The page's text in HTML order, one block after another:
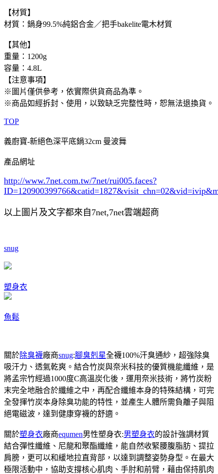
【材質】
材質：鍋身99.5%純鋁合金／把手bakelite電木材質
【其他】
重量：1200g
容量：4.8L
【注意事項】
※圖片僅供參考，依實際供貨商品為準。
※商品如經拆封、使用，以致缺乏完整性時，恕無法退換貨。
TOP
義廚寶-新絕色深平底鍋32cm 曼波舞
產品網址
http://www.7net.com.tw/7net/rui005.faces?
ID=120900399766&catid=1827
以上圖片及文字都來自7net,7net雲端超商
snug
塑身衣
魚鬆
關於除臭襪廠商snug:腳臭剋星全襪100%汗臭通紗，超強除臭
吸汗力、透氣乾爽。結合竹炭與奈米科技的優質機能纖維，是
將孟宗竹經過1000度C高溫炭化後，運用奈米技術，將竹炭粉
末完全地融合於纖維之中，再配合纖維本身的特殊結構，可完
全發揮竹炭本身除臭功能的特性，並產生人體所需負離子與阻
絕電磁波，達到健康穿襪的舒適。
關於塑身衣廠商equmen男性塑身衣:男塑身衣的設計強調材質
結合彈性纖維、尼龍和聚酯纖維，能自然收緊腰腹脂肪、提拉
肩膀，更可以和緩地拉直背部，以達到調整姿勢身型。在最大
極限活動中，協助支撐核心肌肉、手肘和前臂，藉由保持肌肉